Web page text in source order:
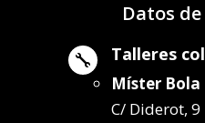
Datos
 Talleres
Míster Bola
C/ Diderot, 9